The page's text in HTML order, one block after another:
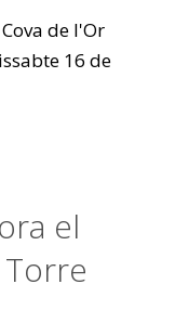
de l'Or
16 de
el
Torre